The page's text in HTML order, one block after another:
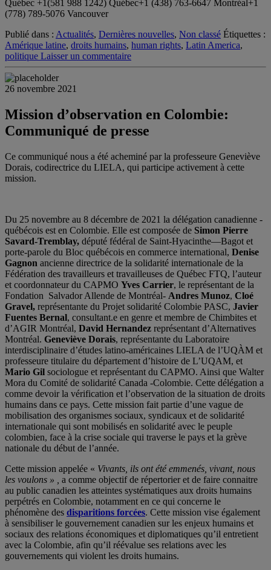
Québec +1(581 988 1242) Québec+1 (438) 763-6647 Montréal+1
(778) 789-5076 Vancouver
Publié dans : Actualités, Dernières nouvelles, Non classé Étiquettes :
Amérique latine, droits humains, human rights, Latin America,
politique Laisser un commentaire
26 novembre 2021
Mission d’observation en Colombie:
Communiqué de presse
Ce communiqué nous a été acheminé par la professeure Geneviève
Dorais, codirectrice du LIELA, qui participe activement à cette
mission.
Du 25 novembre au 8 décembre de 2021 la délégation canadienne -
québécois est en Colombie. Elle est composée de Simon Pierre
Savard-Tremblay, député fédéral de Saint-Hyacinthe—Bagot et
porte-parole du Bloc québécois en commerce international, Denise
Gagnon ancienne directrice de la solidarité internationale de la
Fédération des travailleurs et travailleuses de Québec FTQ, l’auteur
et coordonnateur du CAPMO Yves Carrier, le représentant de la
Fondation Salvador Allende de Montréal- Andres Munoz, Cloé
Gravel, représentante du Projet solidarité Colombie PASC, Javier
Fuentes Bernal, consultant.e en genre et membre de Chimbites et
d’AGIR Montréal, David Hernandez représentant d’Alternatives
Montréal. Geneviève Dorais, représentante du Laboratoire
interdisciplinaire d’études latino-américaines LIELA de l’UQÀM et
professeure titulaire du département d’histoire de L’UQAM, et
Mario Gil sociologue et représentant du CAPMO. Ainsi que Walter
Mora du Comité de solidarité Canada -Colombie. Cette délégation a
comme devoir la vérification et l’observation de la situation de droits
humains dans ce pays. Cette mission fait partie d’une vague de
mobilisation des organismes sociaux, syndicaux et de solidarité
internationale qui sont mobilisés en solidarité avec le peuple
colombien, face à la crise sociale qui traverse le pays et la grève
nationale du début de l’année.
Cette mission appelée « Vivants, ils ont été emmenés, vivant, nous
les voulons » , a comme objectif de répertorier et de faire connaitre
au public canadien les atteintes systématiques aux droits humains
perpétrés en Colombie, notamment en ce qui concerne le
phénomène des disparitions forcées. Cette mission vise également
à sensibiliser le gouvernement canadien sur les enjeux humains et
sociaux des relations économiques et diplomatiques qu’il entretient
avec la Colombie, afin qu’il réévalue ses relations avec les
gouvernements qui violent les droits humains.